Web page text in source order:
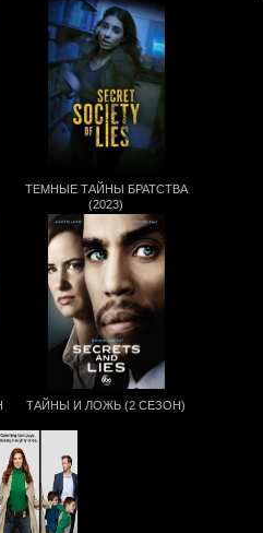
ТЕМНЫЕ ТАЙНЫ БРАТСТВА
(2023)
ТАЙНЫ И ЛОЖЬ (2 СЕЗОН)